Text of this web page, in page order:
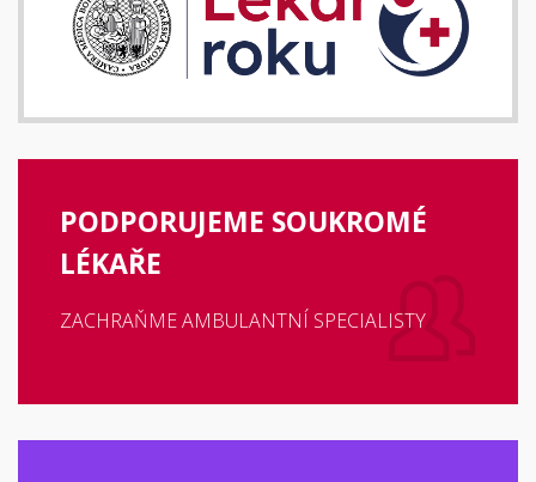
PODPORUJEME SOUKROMÉ
LÉKAŘE
ZACHRAŇME AMBULANTNÍ SPECIALISTY